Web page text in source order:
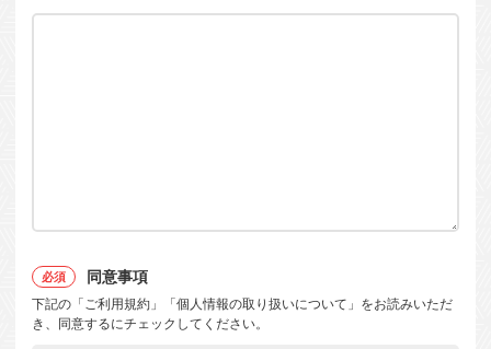
同意事項
下記の「ご利用規約」「個人情報の取り扱いについて」をお読みいただ
き、同意するにチェックしてください。